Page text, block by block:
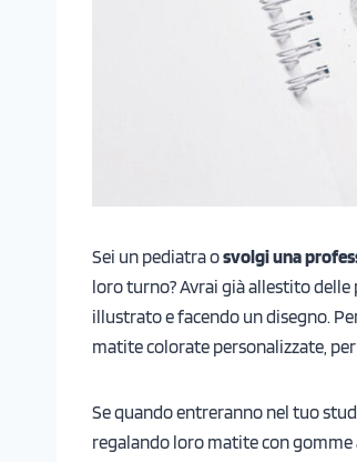
Sei un pediatra osvolgi una
loro turno? Avrai già allestito
illustrato e facendo un disegno.
matite colorate personalizzate, per
Se quando entreranno nel tuo
regalando loro matite con